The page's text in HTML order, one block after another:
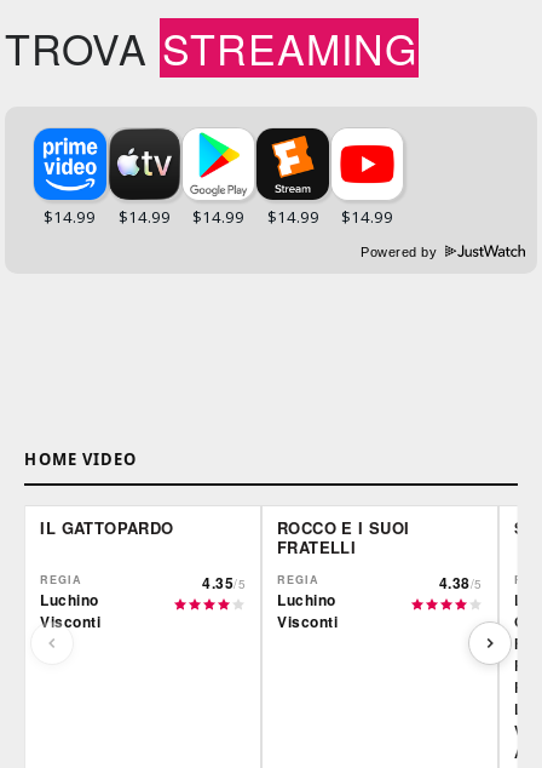
TROVA STREAMING
Powered by
HOME VIDEO
IL GATTOPARDO
REGIA
Luchino
Visconti
4.35/5
ROCCO E I SUOI
FRATELLI
REGIA
Luchino
Visconti
4.38/5